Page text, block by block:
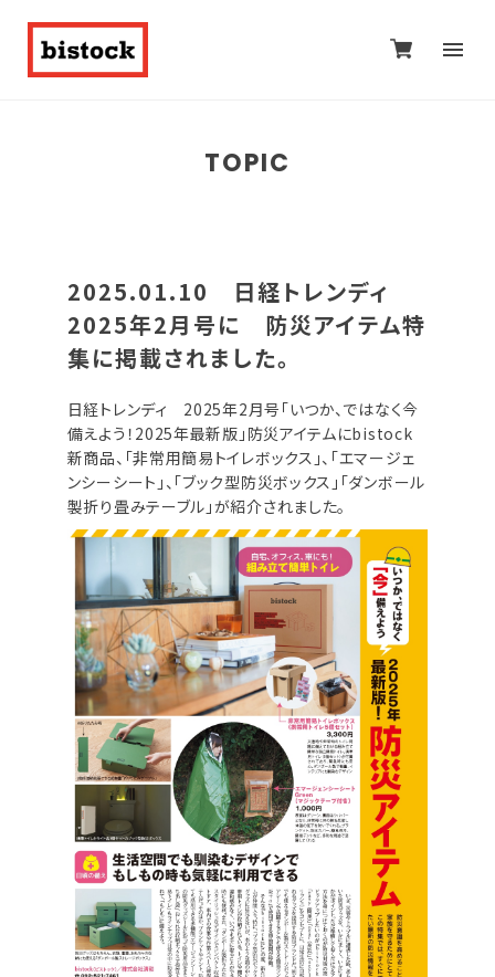
TOPIC
2025.01.10 日経トレンディ
2025年2月号に 防災アイテム特
集に掲載されました。
日経トレンディ 2025年2月号「いつか、ではなく今
備えよう！2025年最新版」防災アイテムにbistock
新商品、「非常用簡易トイレボックス」、「エマージェ
ンシーシート」、「ブック型防災ボックス」「ダンボール
製折り畳みテーブル」が紹介されました。